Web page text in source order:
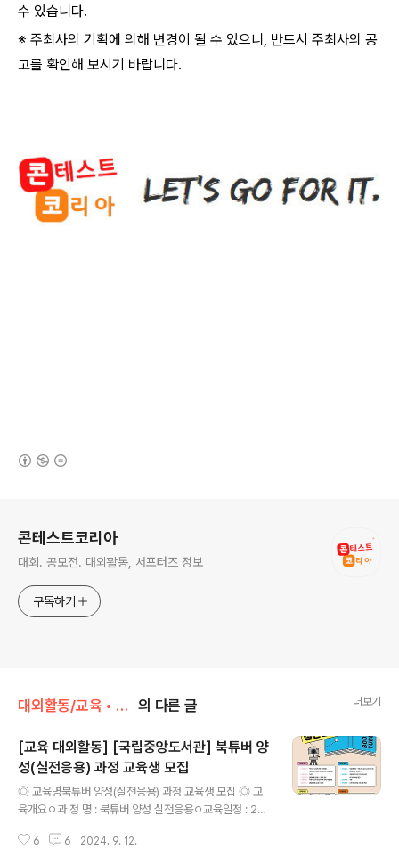
수 있습니다.
※ 주최사의 기획에 의해 변경이 될 수 있으니, 반드시 주최사의 공
고를 확인해 보시기 바랍니다.
콘테스트코리아
대회. 공모전. 대외활동, 서포터즈 정보
구독하기
대외활동/교육 • 강연 • 멘토링 의 다른 글 더보기
[교육 대외활동] [국립중앙도서관] 북튜버 양
성(실전응용) 과정 교육생 모집
◎ 교육명북튜버 양성(실전응용) 과정 교육생 모집 ◎ 교
육개요ㅇ과 정 명 : 북튜버 양성 실전응용ㅇ교육일정 : 20
시간)ㅇ교육장소 : 국립중앙도서관 디지털도서관 미디어교
6 6 2024. 9. 12.